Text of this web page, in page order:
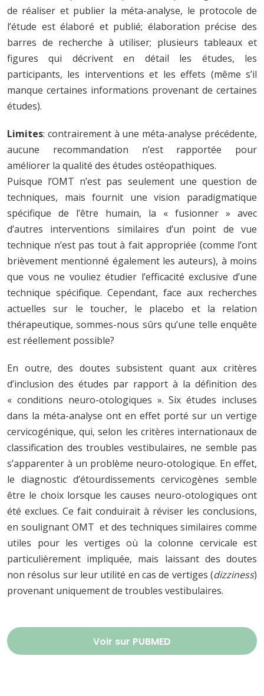
de réaliser et publier la méta-analyse, le protocole de
l’étude est élaboré et publié; élaboration précise des
barres de recherche à utiliser; plusieurs tableaux et
figures qui décrivent en détail les études, les
participants, les interventions et les effets (même s’il
manque certaines informations provenant de certaines
études).
Limites: contrairement à une méta-analyse précédente,
aucune recommandation n’est rapportée pour
améliorer la qualité des études ostéopathiques.
Puisque l’OMT n’est pas seulement une question de
techniques, mais fournit une vision paradigmatique
spécifique de l’être humain, la « fusionner » avec
d’autres interventions similaires d’un point de vue
technique n’est pas tout à fait appropriée (comme l’ont
brièvement mentionné également les auteurs), à moins
que vous ne vouliez étudier l’efficacité exclusive d’une
technique spécifique. Cependant, face aux recherches
actuelles sur le toucher, le placebo et la relation
thérapeutique, sommes-nous sûrs qu’une telle enquête
est réellement possible?
En outre, des doutes subsistent quant aux critères
d’inclusion des études par rapport à la définition des
« conditions neuro-otologiques ». Six études incluses
dans la méta-analyse ont en effet porté sur un vertige
cervicogénique, qui, selon les critères internationaux de
classification des troubles vestibulaires, ne semble pas
s’apparenter à un problème neuro-otologique. En effet,
le diagnostic d’étourdissements cervicogènes semble
être le choix lorsque les causes neuro-otologiques ont
été exclues. Ce fait conduirait à réviser les conclusions,
en soulignant OMT et des techniques similaires comme
utiles pour les vertiges où la colonne cervicale est
particulièrement impliquée, mais laissant des doutes
non résolus sur leur utilité en cas de vertiges (dizziness)
provenant uniquement de troubles vestibulaires.
Voir sur PUBMED